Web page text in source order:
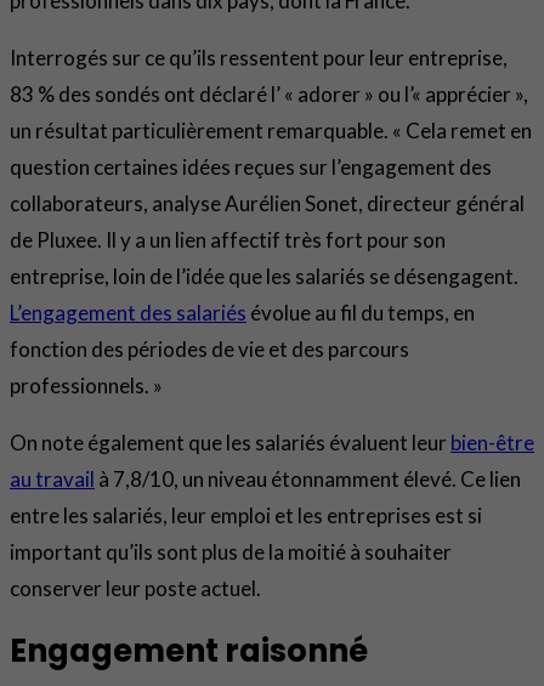
Interrogés sur ce qu’ils ressentent pour leur entreprise,
83 % des sondés ont déclaré l’ « adorer » ou l’« apprécier »,
un résultat particulièrement remarquable. « Cela remet en
question certaines idées reçues sur l’engagement des
collaborateurs, analyse Aurélien Sonet, directeur général
de Pluxee. Il y a un lien affectif très fort pour son
entreprise, loin de l’idée que les salariés se désengagent.
L’engagement des salariés évolue au fil du temps, en
fonction des périodes de vie et des parcours
professionnels. »
On note également que les salariés évaluent leur bien-être
au travail à 7,8/10, un niveau étonnamment élevé. Ce lien
entre les salariés, leur emploi et les entreprises est si
important qu’ils sont plus de la moitié à souhaiter
conserver leur poste actuel.
Engagement raisonné